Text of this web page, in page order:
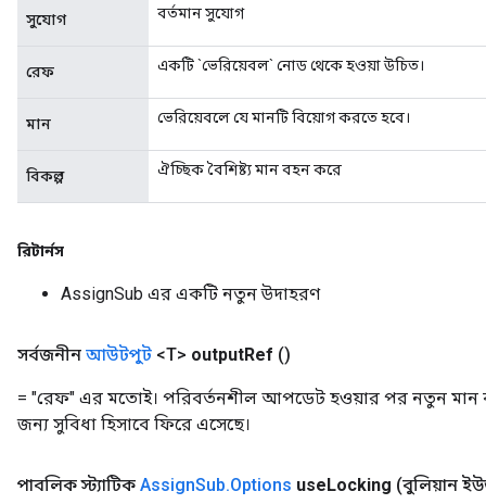
সুযোগ বর্তমান সুযোগ
রেফ একটি `ভেরিয়েবল` নোড থেকে হওয়া উচিত।
মান ভেরিয়েবলে যে মানটি বিয়োগ করতে হবে।
বিকল্প ঐচ্ছিক বৈশিষ্ট্য মান বহন করে
রিটার্নস
AssignSub এর একটি নতুন উদাহরণ
সর্বজনীন আউটপুট <T> outputRef ()
= "রেফ" এর মতোই। পরিবর্তনশীল আপডেট হওয়ার পর নতুন মান
জন্য সুবিধা হিসাবে ফিরে এসেছে।
পাবলিক স্ট্যাটিক AssignSub.Options useLocking (বুলিয়ান